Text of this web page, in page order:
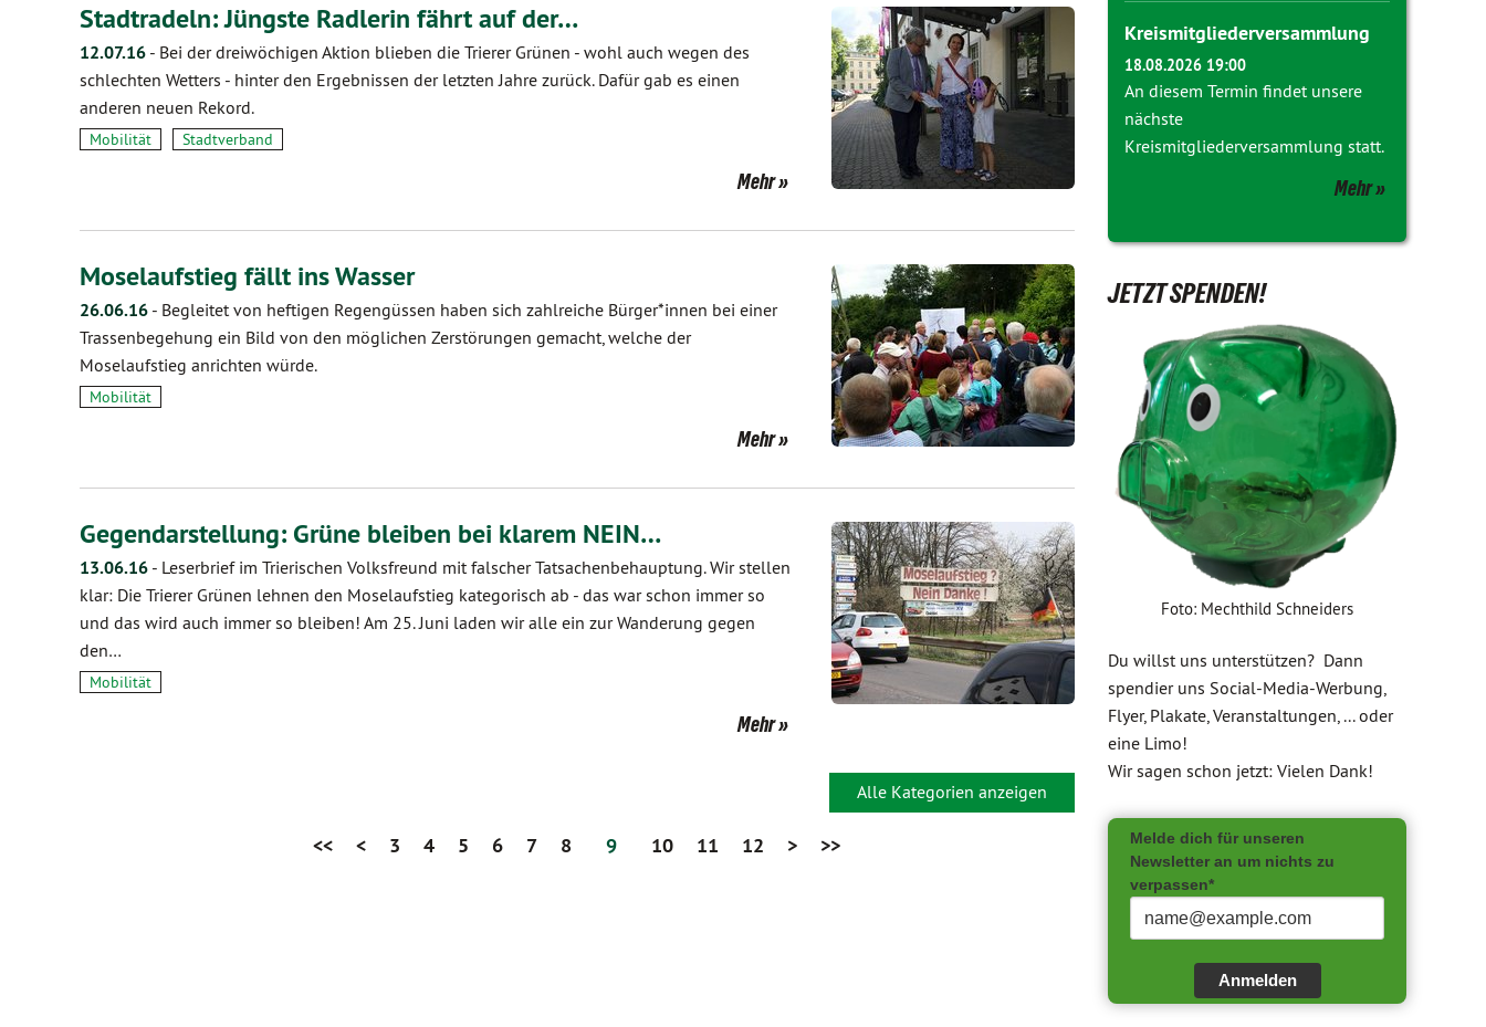
Stadtradeln: Jüngste Radlerin fährt auf der…
12.07.16 - Bei der dreiwöchigen Aktion blieben die Trierer Grünen - wohl auch wegen des
schlechten Wetters - hinter den Ergebnissen der letzten Jahre zurück. Dafür gab es einen
anderen neuen Rekord.
Mobilität Stadtverband
Mehr
Moselaufstieg fällt ins Wasser
26.06.16 - Begleitet von heftigen Regengüssen haben sich zahlreiche Bürger*innen bei einer
Trassenbegehung ein Bild von den möglichen Zerstörungen gemacht, welche der
Moselaufstieg anrichten würde.
Mobilität
Mehr
Gegendarstellung: Grüne bleiben bei klarem NEIN…
13.06.16 - Leserbrief im Trierischen Volksfreund mit falscher Tatsachenbehauptung. Wir stellen
klar: Die Trierer Grünen lehnen den Moselaufstieg kategorisch ab - das war schon immer so
und das wird auch immer so bleiben! Am 25. Juni laden wir alle ein zur Wanderung gegen
den…
Mobilität
Mehr
Alle Kategorien anzeigen
<< < 3 4 5 6 7 8 9 10 11 12 > >>
Kreismitgliederversammlung
18.08.2026 19:00
An diesem Termin findet unsere
nächste
Kreismitgliederversammlung statt.
Mehr
JETZT SPENDEN!
Foto: Mechthild Schneiders
Du willst uns unterstützen? Dann
spendier uns Social-Media-Werbung,
Flyer, Plakate, Veranstaltungen, ... oder
eine Limo!
Wir sagen schon jetzt: Vielen Dank!
Melde dich für unseren
Newsletter an um nichts zu
verpassen*
Anmelden